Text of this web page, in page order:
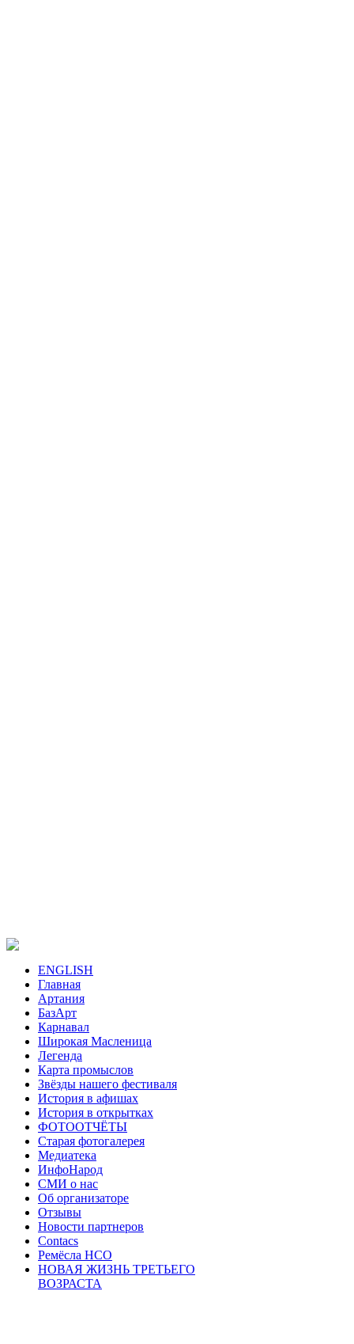
ENGLISH
Главная
Артания
БазАрт
Карнавал
Широкая Масленица
Легенда
Карта промыслов
Звёзды нашего фестиваля
История в афишах
История в открытках
ФОТООТЧЁТЫ
Старая фотогалерея
Медиатека
ИнфоНарод
СМИ о нас
Об организаторе
Отзывы
Новости партнеров
Contacs
Ремёсла НСО
НОВАЯ ЖИЗНЬ ТРЕТЬЕГО
ВОЗРАСТА